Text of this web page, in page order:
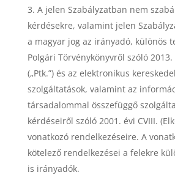
A jelen Szabályzatban nem
kérdésekre, valamint jelen
a magyar jog az irányadó, különös
Polgári Törvénykönyvről szóló
(„Ptk.”) és az elektronikus
szolgáltatások, valamint az
társadalommal összefüggő
kérdéseiről szóló 2001. évi CVIII.
vonatkozó rendelkezéseire. A
kötelező rendelkezései a felekre
is irányadók.